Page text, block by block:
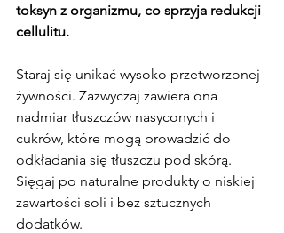
toksyn z organizmu, co sprzyja redukcji
cellulitu.
Staraj się unikać wysoko przetworzonej
żywności. Zazwyczaj zawiera ona
nadmiar tłuszczów nasyconych i
cukrów, które mogą prowadzić do
odkładania się tłuszczu pod skórą.
Sięgaj po naturalne produkty o niskiej
zawartości soli i bez sztucznych
dodatków.